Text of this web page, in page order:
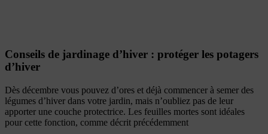
Conseils de jardinage d’hiver : protéger les potagers
d’hiver
Dès décembre vous pouvez d’ores et déjà commencer à semer des
légumes d’hiver dans votre jardin, mais n’oubliez pas de leur
apporter une couche protectrice. Les feuilles mortes sont idéales
pour cette fonction, comme décrit précédemment